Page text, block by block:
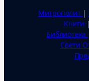
Митрополит |
Книги
Библиотека
Свети